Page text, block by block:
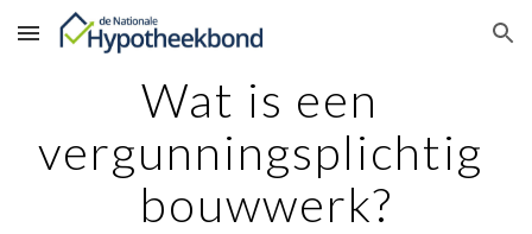
Skip to main content Skip to navigation
Wat is een
vergunningsplichtig
bouwwerk?